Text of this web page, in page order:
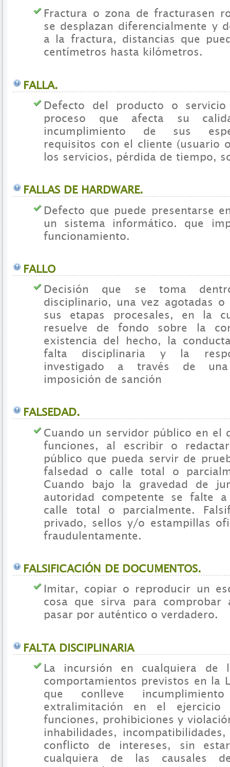
Fractura o zona de fracturasen
se desplazan diferencialmente y
a la fractura, distancias que
centímetros hasta kilómetros.
FALLA.
Defecto del producto o
proceso que afecta su
incumplimiento de sus
requisitos con el cliente (usuario
los servicios, pérdida de tiempo,
FALLAS DE HARDWARE.
Defecto que puede presentarse
un sistema informático. que
funcionamiento.
FALLO
Decisión que se toma
disciplinario, una vez agotadas o
sus etapas procesales, en la
resuelve de fondo sobre la
existencia del hecho, la
falta disciplinaria y la
investigado a través de
imposición de sanción
FALSEDAD.
Cuando un servidor público en el
funciones, al escribir o
público que pueda servir de
falsedad o calle total o
Cuando bajo la gravedad de
autoridad competente se falte
calle total o parcialmente.
privado, sellos y/o estampillas
fraudulentamente.
FALSIFICACIÓN DE DOCUMENTOS.
Imitar, copiar o reproducir un
cosa que sirva para comprobar
pasar por auténtico o verdadero.
FALTA DISCIPLINARIA
La incursión en cualquiera de
comportamientos previstos en la
que conlleve
extralimitación en el ejercicio
funciones, prohibiciones y
inhabilidades,
conflicto de intereses, sin
cualquiera de las causales